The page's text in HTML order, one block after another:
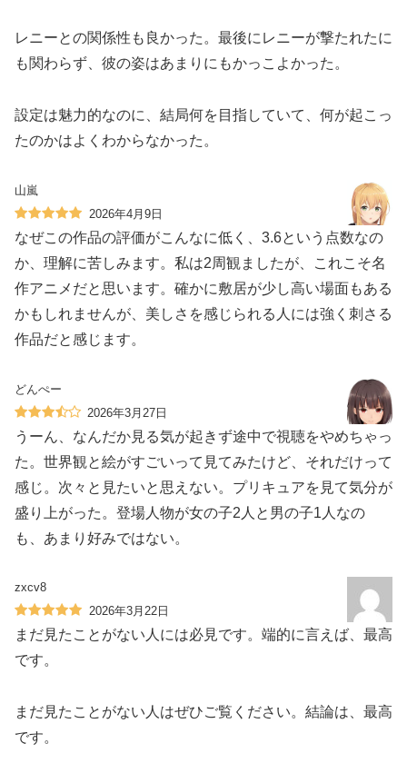
レニーとの関係性も良かった。最後にレニーが撃たれたに
も関わらず、彼の姿はあまりにもかっこよかった。
設定は魅力的なのに、結局何を目指していて、何が起こっ
たのかはよくわからなかった。
山嵐
2026年4月9日
なぜこの作品の評価がこんなに低く、3.6という点数なの
か、理解に苦しみます。私は2周観ましたが、これこそ名
作アニメだと思います。確かに敷居が少し高い場面もある
かもしれませんが、美しさを感じられる人には強く刺さる
作品だと感じます。
どんぺー
2026年3月27日
うーん、なんだか見る気が起きず途中で視聴をやめちゃっ
た。世界観と絵がすごいって見てみたけど、それだけって
感じ。次々と見たいと思えない。プリキュアを見て気分が
盛り上がった。登場人物が女の子2人と男の子1人なの
も、あまり好みではない。
zxcv8
2026年3月22日
まだ見たことがない人には必見です。端的に言えば、最高
です。
まだ見たことがない人はぜひご覧ください。結論は、最高
です。